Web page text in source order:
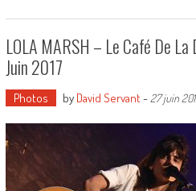
LOLA MARSH – Le Café De La
Juin 2017
Photos by David Servant- 27 juin